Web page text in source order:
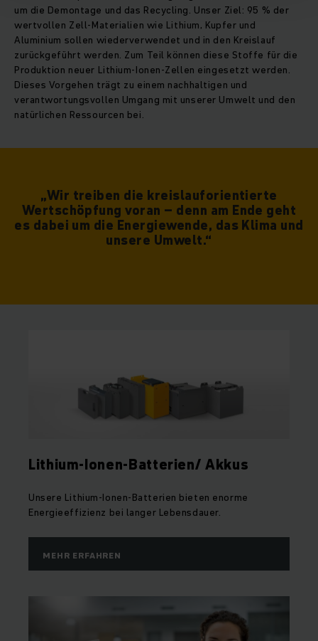
um die Demontage und das Recycling. Unser Ziel: 95 % der
wertvollen Zell-Materialien wie Lithium, Kupfer und
Aluminium sollen wiederverwendet und in den Kreislauf
zurückgeführt werden. Zum Teil können diese Stoffe für die
Produktion neuer Lithium-Ionen-Zellen eingesetzt werden.
Dieses Vorgehen trägt zu einem nachhaltigen und
verantwortungsvollen Umgang mit unserer Umwelt und den
natürlichen Ressourcen bei.
„Wir treiben die kreislauforientierte
Wertschöpfung voran – denn am Ende geht
es dabei um die Energiewende, das Klima und
unsere Umwelt.“
Lithium-Ionen-Batterien/ Akkus
Unsere Lithium-Ionen-Batterien bieten enorme
Energieeffizienz bei langer Lebensdauer.
MEHR ERFAHREN